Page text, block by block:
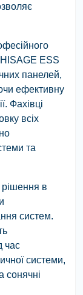
ESS
панелей,
ефективну
Фахівці
всіх
та
в
систем.
час
системи,
сонячні